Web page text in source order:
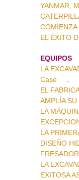
YANMAR,
EL ÉXITO
EQUIPOS
LA
Case
.
EL
AMPLÍA
LA
LA
DISEÑO
LA
EXITOSA